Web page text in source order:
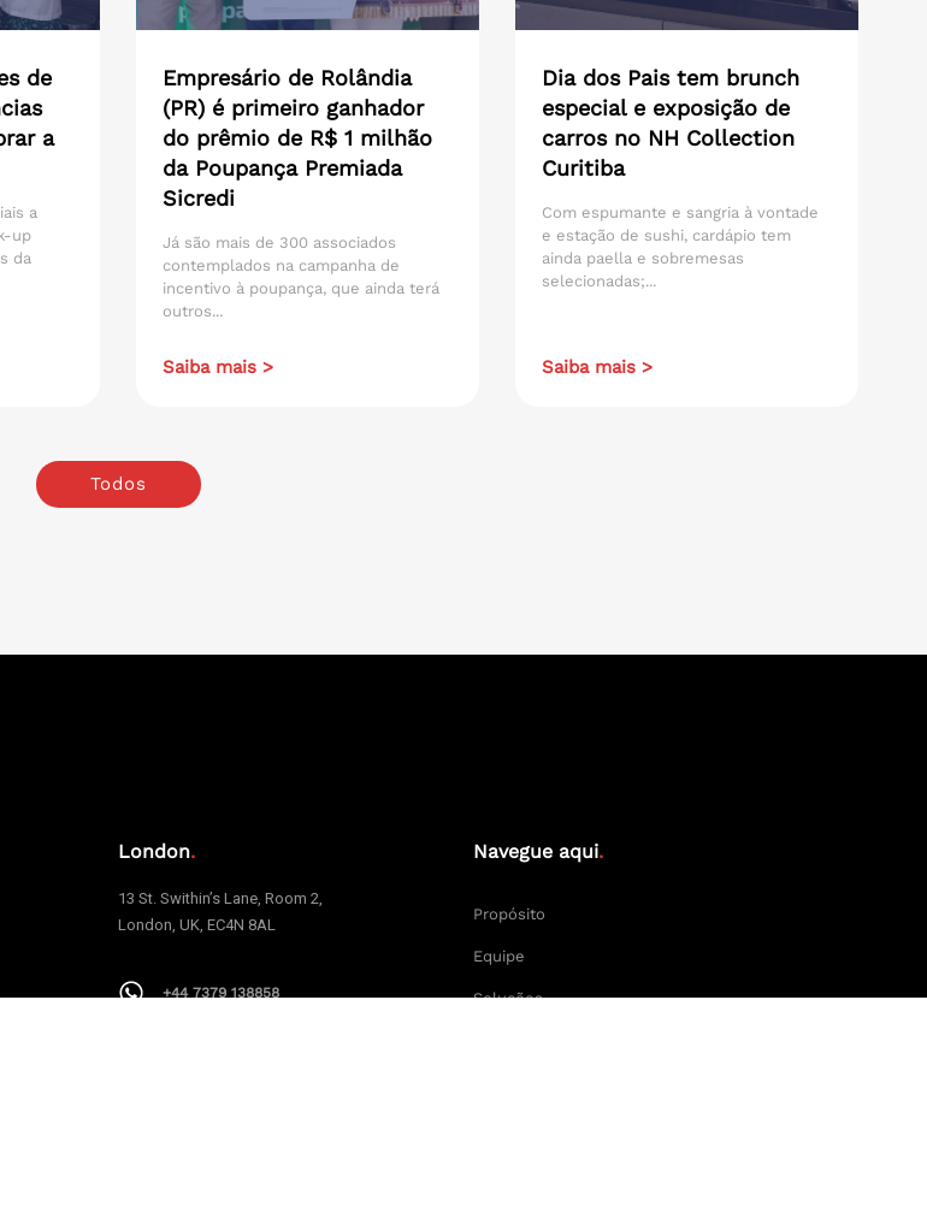
de
a
a
up
da
Empresário de Rolândia
(PR) é primeiro ganhador
do prêmio de R$ 1 milhão
da Poupança Premiada
Sicredi
Já são mais de 300 associados
contemplados na campanha de
incentivo à poupança, que ainda terá
outros...
Saiba mais >
Dia dos Pais tem brunch
especial e exposição de
carros no NH Collection
Curitiba
Com espumante e sangria à vontade
e estação de sushi, cardápio tem
ainda paella e sobremesas
selecionadas;...
Saiba mais >
Todos
London.
13 St. Swithin’s Lane, Room 2,
London, UK, EC4N 8AL
+44 7379 138858
Navegue aqui.
Propósito
Equipe
Soluções